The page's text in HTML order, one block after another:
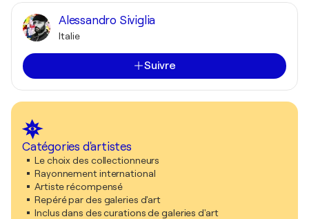
Alessandro Siviglia
Italie
Suivre
Catégories d'artistes
Le choix des collectionneurs
Rayonnement international
Artiste récompensé
Repéré par des galeries d'art
Inclus dans des curations de galeries d'art